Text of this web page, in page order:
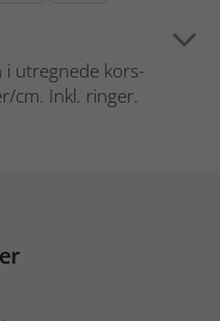
i utregnede kors-
cm. Inkl. ringer.